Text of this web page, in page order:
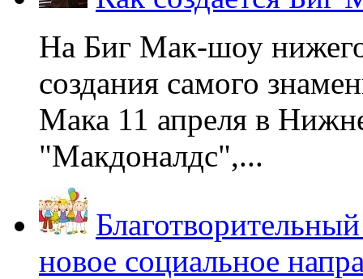
На Биг Мак-шоу
создания самого
Мака 11 апреля в
"Макдоналдс",...
новое социальное